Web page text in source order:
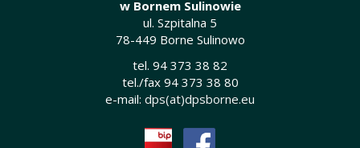
w Bornem Sulinowie
ul. Szpitalna 5
78-449 Borne Sulinowo
tel. 94 373 38 82
tel./fax 94 373 38 80
e-mail: dps(at)dpsborne.eu